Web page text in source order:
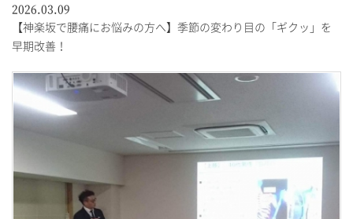
2026.03.09
【神楽坂で腰痛にお悩みの方へ】季節の変わり目の「ギクッ」を
早期改善！